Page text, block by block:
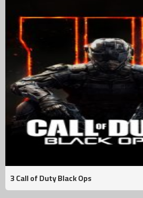
3 Call of Duty Black Ops